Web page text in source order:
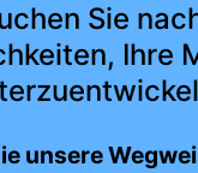
Sie
Ihre
unsere